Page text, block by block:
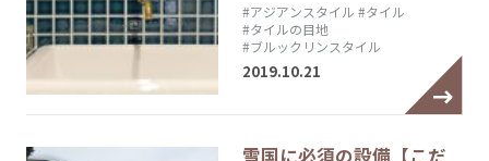
#アジアンスタイル #タイル
#タイルの目地
#ブルックリンスタイル
2019.10.21